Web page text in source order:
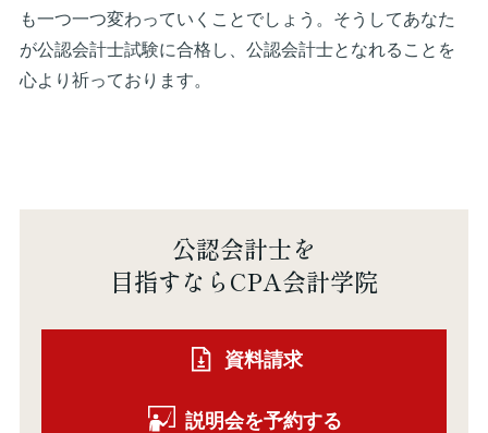
も一つ一つ変わっていくことでしょう。そうしてあなた
が公認会計士試験に合格し、公認会計士となれることを
心より祈っております。
公認会計士を
目指すならCPA会計学院
資料請求
説明会を予約する